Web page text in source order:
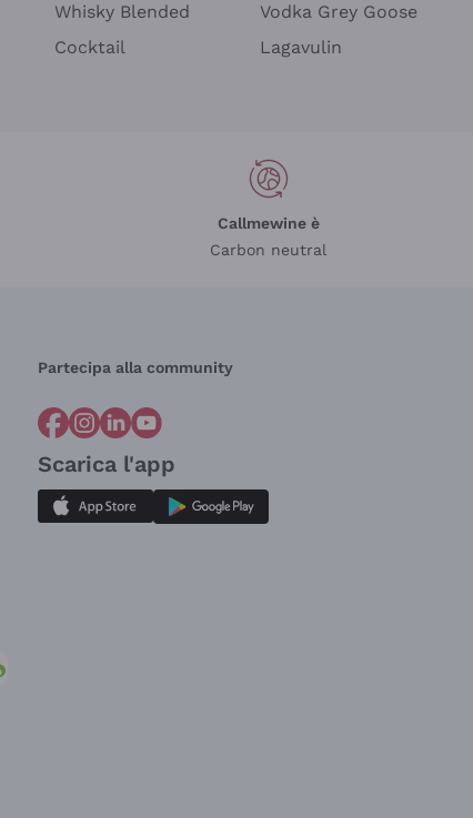
Whisky Blended
Cocktail
Vodka Grey Goose
Lagavulin
Callmewine è
Carbon neutral
Partecipa alla community
Scarica l'app